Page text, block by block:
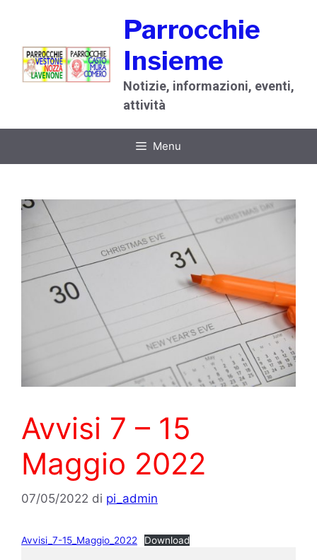
contenuto
Parrocchie
Insieme
Notizie, informazioni, eventi,
attività
Menu
Avvisi 7 – 15
Maggio 2022
07/05/2022 di pi_admin
Avvisi_7-15_Maggio_2022 Download